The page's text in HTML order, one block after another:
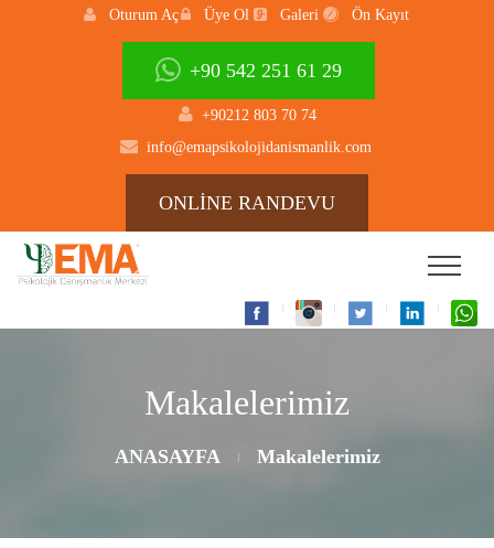
Oturum Aç Üye Ol Galeri Ön Kayıt
+90 542 251 61 29
+90212 803 70 74
info@emapsikolojidanismanlik.com
ONLİNE RANDEVU
Makalelerimiz
ANASAYFA Makalelerimiz